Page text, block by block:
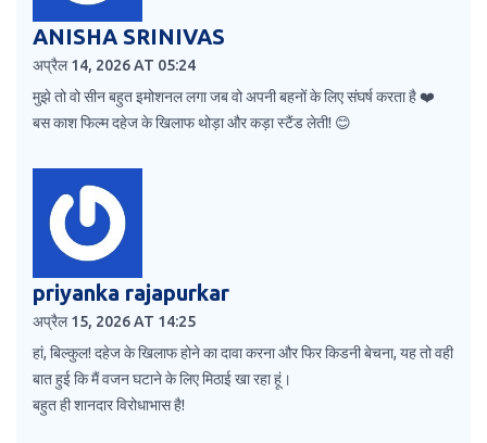
ANISHA SRINIVAS
अप्रैल 14, 2026 AT 05:24
मुझे तो वो सीन बहुत इमोशनल लगा जब वो अपनी बहनों के लिए संघर्ष करता है ❤️
बस काश फिल्म दहेज के खिलाफ थोड़ा और कड़ा स्टैंड लेती! 😊
priyanka rajapurkar
अप्रैल 15, 2026 AT 14:25
हां, बिल्कुल! दहेज के खिलाफ होने का दावा करना और फिर किडनी बेचना, यह तो वही
बात हुई कि मैं वजन घटाने के लिए मिठाई खा रहा हूं।
बहुत ही शानदार विरोधाभास है!